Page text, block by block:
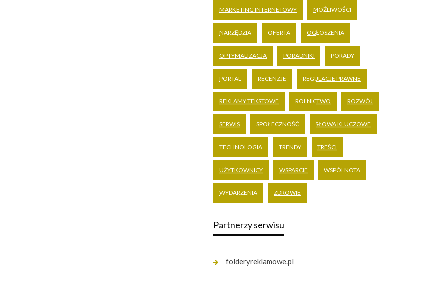
MARKETING INTERNETOWY MOŻLIWOŚCI
NARZĘDZIA OFERTA OGŁOSZENIA
OPTYMALIZACJA PORADNIKI PORADY
PORTAL RECENZJE REGULACJE PRAWNE
REKLAMY TEKSTOWE ROLNICTWO ROZWÓJ
SERWIS SPOŁECZNOŚĆ SŁOWA KLUCZOWE
TECHNOLOGIA TRENDY TREŚCI
UŻYTKOWNICY WSPARCIE WSPÓLNOTA
WYDARZENIA ZDROWIE
Partnerzy serwisu
folderyreklamowe.pl